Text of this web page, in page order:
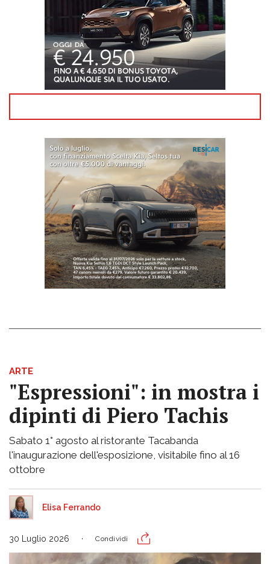
ARTE
"Espressioni": in mostra i
dipinti di Piero Tachis
Sabato 1° agosto al ristorante Tacabanda
l'inaugurazione dell'esposizione, visitabile fino al 16
ottobre
Elisa Ferrando
30 Luglio 2026 Condividi